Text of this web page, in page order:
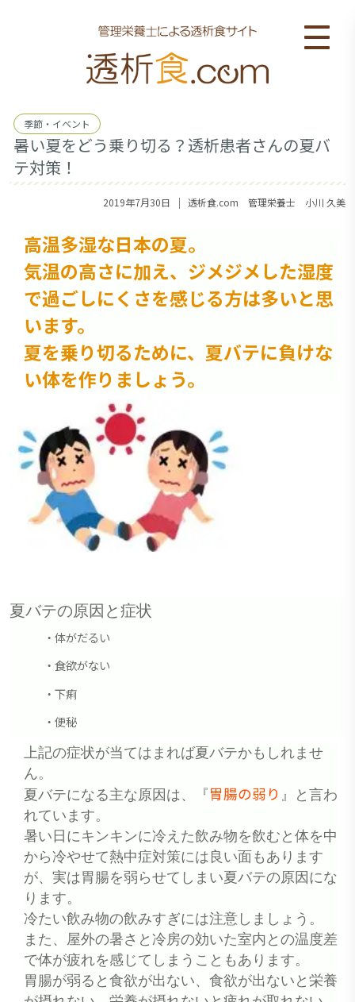
季節・イベント
暑い夏をどう乗り切る？透析患者さんの夏バ
テ対策！
2019年7月30日 ｜ 透析食.com 管理栄養士 小川 久美
高温多湿な日本の夏。
気温の高さに加え、ジメジメした湿度
で過ごしにくさを感じる方は多いと思
います。
夏を乗り切るために、夏バテに負けな
い体を作りましょう。
夏バテの原因と症状
・体がだるい
・食欲がない
・下痢
・便秘
上記の症状が当てはまれば夏バテかもしれませ
ん。
夏バテになる主な原因は、『 胃腸の弱り 』と言わ
れています。
暑い日にキンキンに冷えた飲み物を飲むと体を中
から冷やせて熱中症対策には良い面もあります
が、実は胃腸を弱らせてしまい夏バテの原因にな
ります。
冷たい飲み物の飲みすぎには注意しましょう。
また、屋外の暑さと冷房の効いた室内との温度差
で体が疲れを感じてしまうこともあります。
胃腸が弱ると食欲が出ない、食欲が出ないと栄養